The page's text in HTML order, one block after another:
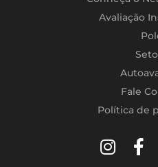
Avaliação
Fale
Política de